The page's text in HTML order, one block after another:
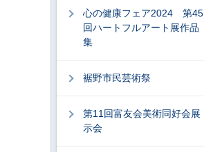
心の健康フェア2024 第45
回ハートフルアート展作品
集
裾野市民芸術祭
第11回富友会美術同好会展
示会